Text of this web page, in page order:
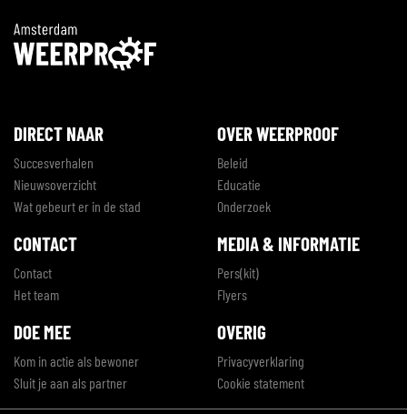
DIRECT NAAR
Succesverhalen
Nieuwsoverzicht
Wat gebeurt er in de stad
OVER WEERPROOF
Beleid
Educatie
Onderzoek
CONTACT
Contact
Het team
MEDIA & INFORMATIE
Pers(kit)
Flyers
DOE MEE
Kom in actie als bewoner
Sluit je aan als partner
OVERIG
Privacyverklaring
Cookie statement